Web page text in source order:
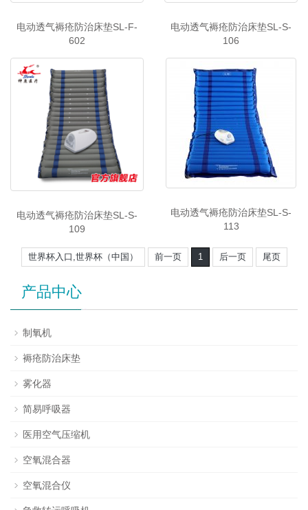
电动透气褥疮防治床垫SL-F-
602
电动透气褥疮防治床垫SL-S-
106
电动透气褥疮防治床垫SL-S-
109
电动透气褥疮防治床垫SL-S-
113
世界杯入口,世界杯（中国） 前一页 1 后一页 尾页
产品中心
制氧机
褥疮防治床垫
雾化器
简易呼吸器
医用空气压缩机
空氧混合器
空氧混合仪